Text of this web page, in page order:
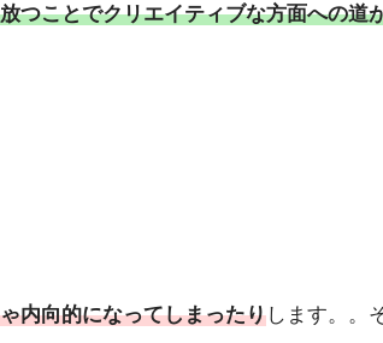
つことでクリエイティブな方面への道
内向的になってしまったりします。。